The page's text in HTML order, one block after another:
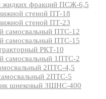
жидких фракций ПСЖ-6,5
стеной ПТ-18
стеной ПТ-23
самосвальный ПТС-12
самосвальный ПТС-15
РКТ-10
самосвальный 1ПТС-2
2ПТС-4,5
2ПТС-5
шнековый ЗШНС-400